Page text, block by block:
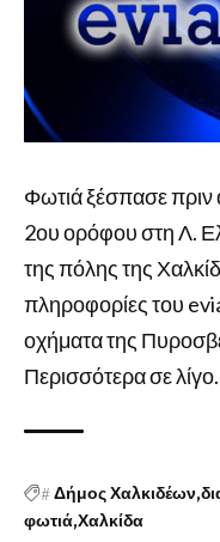
Φωτιά ξέσπασε πριν
2ου ορόφου στη Λ.
της πόλης της
πληροφορίες του
οχήματα της
Περισσότερα σε
#Δήμος Χαλκιδέων
φωτιά Χαλκίδα